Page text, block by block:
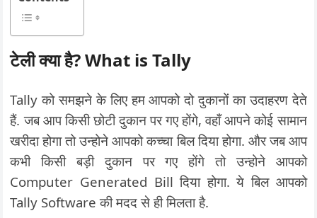
टेली क्या है? What is Tally
Tally को समझने के लिए हम आपको दो दुकानों का उदाहरण देते
हैं. जब आप किसी छोटी दुकान पर गए होंगे, वहाँ आपने कोई सामान
खरीदा होगा तो उन्होने आपको कच्चा बिल दिया होगा. और जब आप
कभी किसी बड़ी दुकान पर गए होंगे तो उन्होने आपको
Computer Generated Bill दिया होगा. ये बिल आपको
Tally Software की मदद से ही मिलता है.